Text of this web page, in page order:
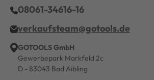
08061-34616-16
verkaufsteam@gotools.de
GOTOOLS GmbH
Gewerbepark Markfeld 2c
D - 83043 Bad Aibling